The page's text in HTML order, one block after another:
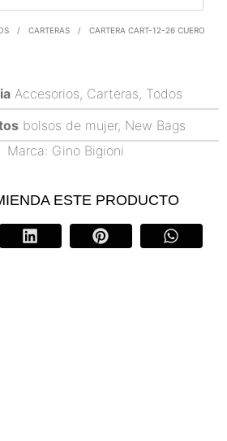
/ CARTERAS /
CARTERA CART-12-26 CUERO
Accesorios, Carteras, Todos
bolsos de mujer, New Bags
Marca: Gino Bigioni
ESTE PRODUCTO